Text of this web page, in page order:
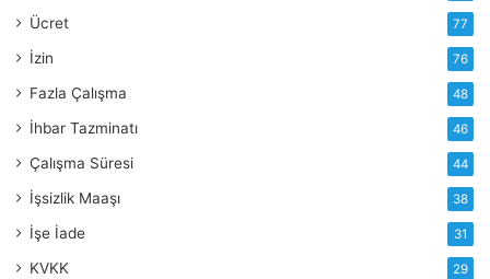
Ücret 77
İzin 76
Fazla Çalışma 48
İhbar Tazminatı 46
Çalışma Süresi 44
İşsizlik Maaşı 38
İşe İade 31
KVKK 29